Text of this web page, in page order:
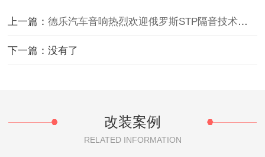
上一篇：德乐汽车音响热烈欢迎俄罗斯STP隔音技术总监A
下一篇：没有了
改装案例
RELATED INFORMATION